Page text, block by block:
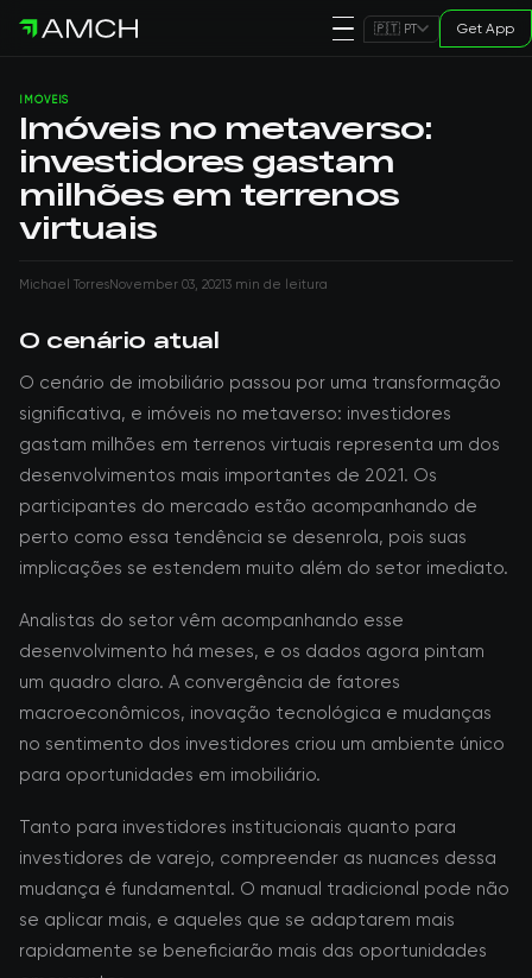
🇵🇹 PT Get App
IMÓVEIS
Imóveis no metaverso:
investidores gastam
milhões em terrenos
virtuais
Michael TorresNovember 03, 20213 min de leitura
O cenário atual
O cenário de imobiliário passou por uma transformação
significativa, e imóveis no metaverso: investidores
gastam milhões em terrenos virtuais representa um dos
desenvolvimentos mais importantes de 2021. Os
participantes do mercado estão acompanhando de
perto como essa tendência se desenrola, pois suas
implicações se estendem muito além do setor imediato.
Analistas do setor vêm acompanhando esse
desenvolvimento há meses, e os dados agora pintam
um quadro claro. A convergência de fatores
macroeconômicos, inovação tecnológica e mudanças
no sentimento dos investidores criou um ambiente único
para oportunidades em imobiliário.
Tanto para investidores institucionais quanto para
investidores de varejo, compreender as nuances dessa
mudança é fundamental. O manual tradicional pode não
se aplicar mais, e aqueles que se adaptarem mais
rapidamente se beneficiarão mais das oportunidades